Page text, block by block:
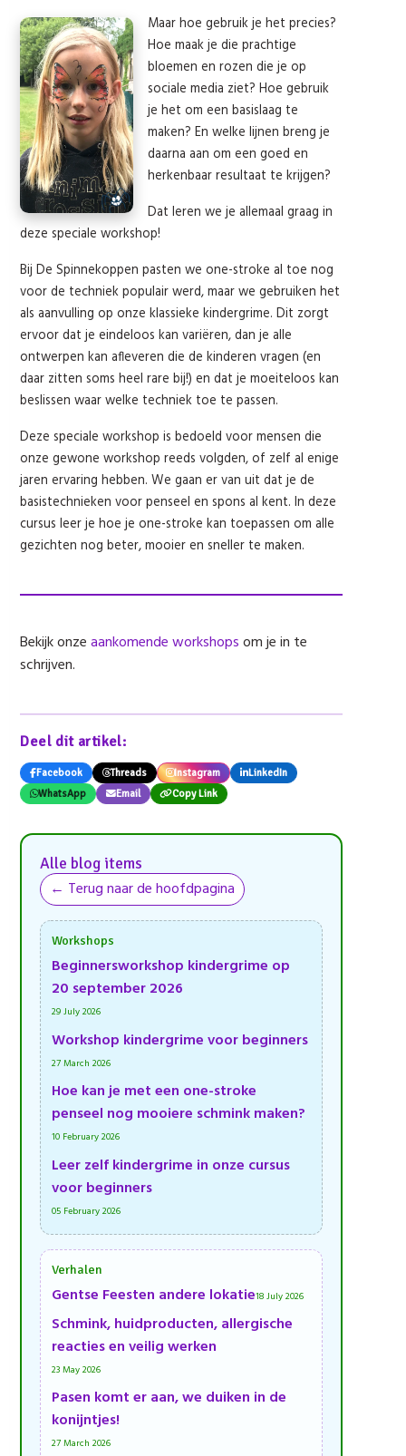
Maar hoe gebruik je het precies?
Hoe maak je die prachtige
bloemen en rozen die je op
sociale media ziet? Hoe gebruik
je het om een basislaag te
maken? En welke lijnen breng je
daarna aan om een goed en
herkenbaar resultaat te krijgen?
Dat leren we je allemaal graag in
deze speciale workshop!
Bij De Spinnekoppen pasten we one-stroke al toe nog
voor de techniek populair werd, maar we gebruiken het
als aanvulling op onze klassieke kindergrime. Dit zorgt
ervoor dat je eindeloos kan variëren, dan je alle
ontwerpen kan afleveren die de kinderen vragen (en
daar zitten soms heel rare bij!) en dat je moeiteloos kan
beslissen waar welke techniek toe te passen.
Deze speciale workshop is bedoeld voor mensen die
onze gewone workshop reeds volgden, of zelf al enige
jaren ervaring hebben. We gaan er van uit dat je de
basistechnieken voor penseel en spons al kent. In deze
cursus leer je hoe je one-stroke kan toepassen om alle
gezichten nog beter, mooier en sneller te maken.
Bekijk onzeaankomende workshopsom je in te
schrijven.
Deel dit artikel:
Facebook Threads Instagram
LinkedIn
WhatsApp
Email Copy Link
Alle blog items
← Terug naar de hoofdpagina
Workshops
Beginnersworkshop kindergrime op
20 september 2026
29 July 2026
Workshop kindergrime voor beginners
27 March 2026
Hoe kan je met een one-stroke
penseel nog mooiere schmink maken?
10 February 2026
Leer zelf kindergrime in onze cursus
voor beginners
05 February 2026
Verhalen
Gentse Feesten andere lokatie18 July 2026
Schmink, huidproducten, allergische
reacties en veilig werken
23 May 2026
Pasen komt er aan, we duiken in de
konijntjes!
27 March 2026